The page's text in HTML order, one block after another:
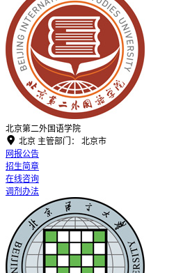
北京第二外国语学院
 北京 主管部门：
北京市
网报公告
招生简章
在线咨询
调剂办法